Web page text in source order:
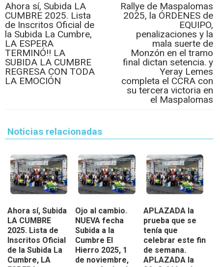
Ahora sí, Subida LA
CUMBRE 2025. Lista
de Inscritos Oficial de
la Subida La Cumbre,
LA ESPERA
TERMINÓ!! LA
SUBIDA LA CUMBRE
REGRESA CON TODA
LA EMOCIÓN
Rallye de Maspalomas
2025, la ÓRDENES de
EQUIPO,
penalizaciones y la
mala suerte de
Monzón en el tramo
final dictan setencia. y
Yeray Lemes
completa el CCRA con
su tercera victoria en
el Maspalomas
Noticias relacionadas
Ahora sí, Subida
LA CUMBRE
2025. Lista de
Inscritos Oficial
de la Subida La
Cumbre, LA
Ojo al cambio.
NUEVA fecha
Subida a la
Cumbre El
Hierro 2025, 1
de noviembre,
APLAZADA la
prueba que se
tenía que
celebrar este fin
de semana.
APLAZADA la